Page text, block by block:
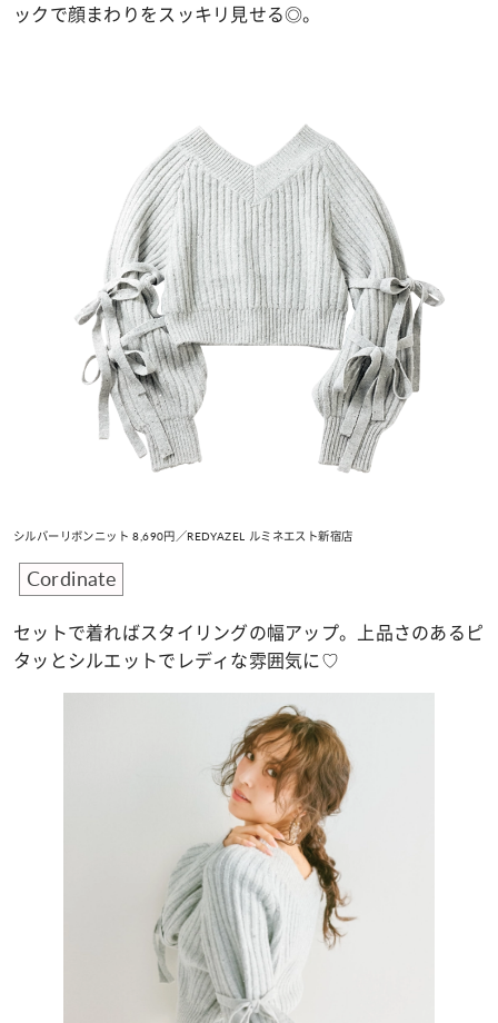
ックで顔まわりをスッキリ見せる◎。
シルバーリボンニット 8,690円／REDYAZEL ルミネエスト新宿店
Cordinate
セットで着ればスタイリングの幅アップ。上品さのあるピ
タッとシルエットでレディな雰囲気に♡